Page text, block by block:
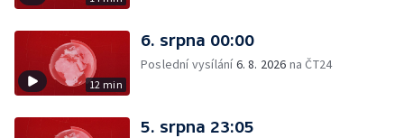
12 min
6. srpna 00:00
Poslední vysílání6. 8. 2026 na ČT24
5. srpna 23:05